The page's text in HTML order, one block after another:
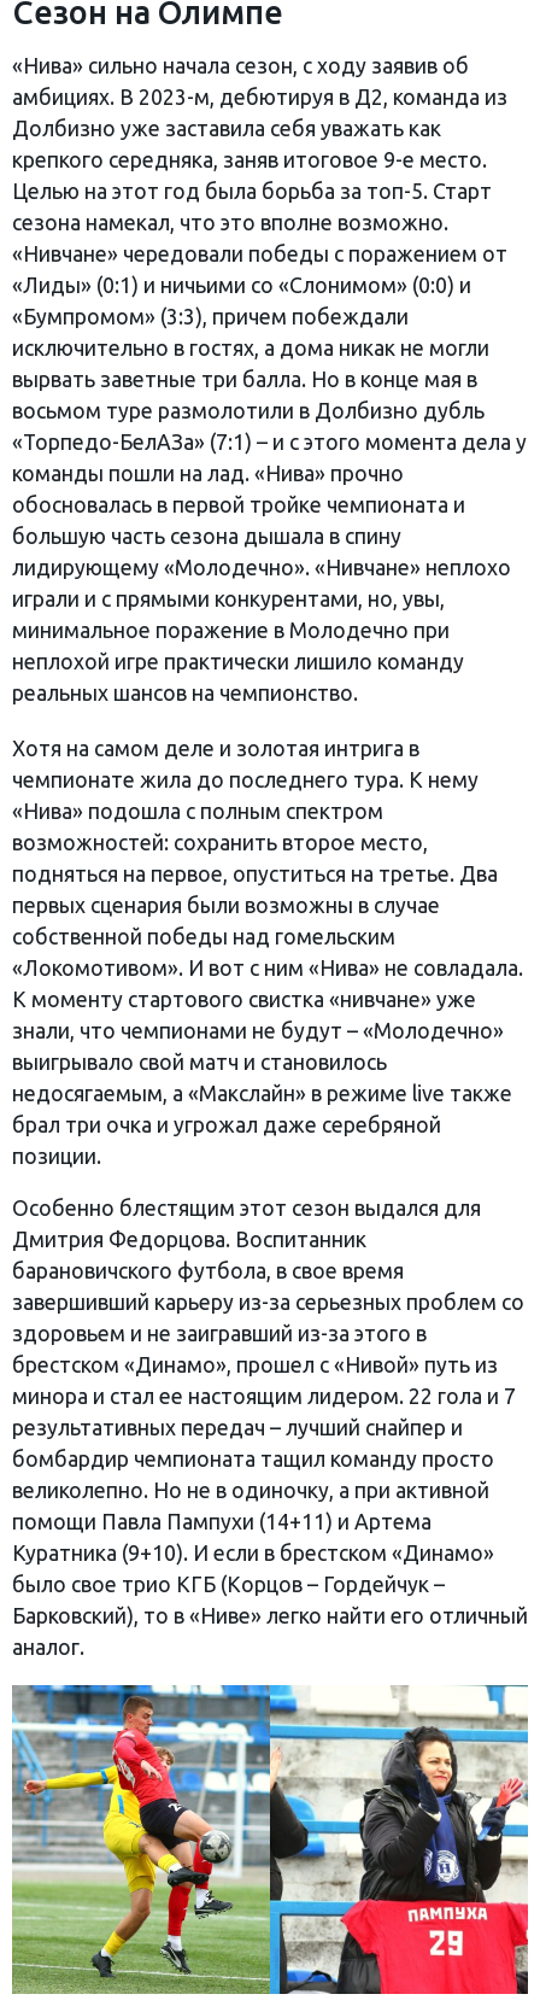
Сезон на Олимпе
«Нива» сильно начала сезон, с ходу заявив об
амбициях. В 2023-м, дебютируя в Д2, команда из
Долбизно уже заставила себя уважать как
крепкого середняка, заняв итоговое 9-е место.
Целью на этот год была борьба за топ-5. Старт
сезона намекал, что это вполне возможно.
«Нивчане» чередовали победы с поражением от
«Лиды» (0:1) и ничьими со «Слонимом» (0:0) и
«Бумпромом» (3:3), причем побеждали
исключительно в гостях, а дома никак не могли
вырвать заветные три балла. Но в конце мая в
восьмом туре размолотили в Долбизно дубль
«Торпедо-БелАЗа» (7:1) – и с этого момента дела у
команды пошли на лад. «Нива» прочно
обосновалась в первой тройке чемпионата и
большую часть сезона дышала в спину
лидирующему «Молодечно». «Нивчане» неплохо
играли и с прямыми конкурентами, но, увы,
минимальное поражение в Молодечно при
неплохой игре практически лишило команду
реальных шансов на чемпионство.
Хотя на самом деле и золотая интрига в
чемпионате жила до последнего тура. К нему
«Нива» подошла с полным спектром
возможностей: сохранить второе место,
подняться на первое, опуститься на третье. Два
первых сценария были возможны в случае
собственной победы над гомельским
«Локомотивом». И вот с ним «Нива» не совладала.
К моменту стартового свистка «нивчане» уже
знали, что чемпионами не будут – «Молодечно»
выигрывало свой матч и становилось
недосягаемым, а «Макслайн» в режиме live также
брал три очка и угрожал даже серебряной
позиции.
Особенно блестящим этот сезон выдался для
Дмитрия Федорцова. Воспитанник
барановичского футбола, в свое время
завершивший карьеру из-за серьезных проблем со
здоровьем и не заигравший из-за этого в
брестском «Динамо», прошел с «Нивой» путь из
минора и стал ее настоящим лидером. 22 гола и 7
результативных передач – лучший снайпер и
бомбардир чемпионата тащил команду просто
великолепно. Но не в одиночку, а при активной
помощи Павла Пампухи (14+11) и Артема
Куратника (9+10). И если в брестском «Динамо»
было свое трио КГБ (Корцов – Гордейчук –
Барковский), то в «Ниве» легко найти его отличный
аналог.